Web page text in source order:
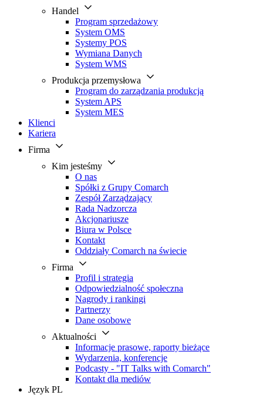
Handel
Program sprzedażowy
System OMS
Systemy POS
Wymiana Danych
System WMS
Produkcja przemysłowa
Program do zarządzania produkcją
System APS
System MES
Klienci
Kariera
Firma
Kim jesteśmy
O nas
Spółki z Grupy Comarch
Zespół Zarządzający
Rada Nadzorcza
Akcjonariusze
Biura w Polsce
Kontakt
Oddziały Comarch na świecie
Firma
Profil i strategia
Odpowiedzialność społeczna
Nagrody i rankingi
Partnerzy
Dane osobowe
Aktualności
Informacje prasowe, raporty bieżące
Wydarzenia, konferencje
Podcasty - "IT Talks with Comarch"
Kontakt dla mediów
Język PL